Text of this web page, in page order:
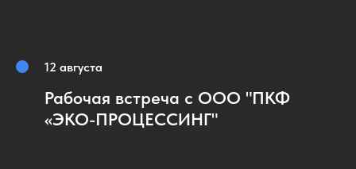
12 августа
Рабочая встреча с ООО "ПКФ
«ЭКО-ПРОЦЕССИНГ"